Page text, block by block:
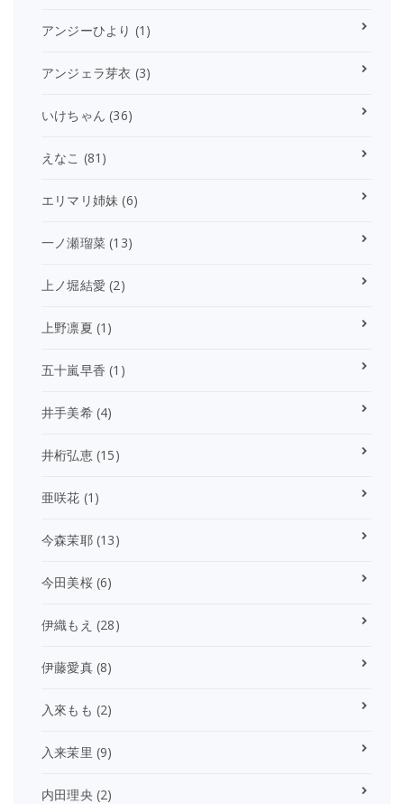
アンジーひより (1)
アンジェラ芽衣 (3)
いけちゃん (36)
えなこ (81)
エリマリ姉妹 (6)
一ノ瀬瑠菜 (13)
上ノ堀結愛 (2)
上野凛夏 (1)
五十嵐早香 (1)
井手美希(4)
井桁弘恵(15)
亜咲花 (1)
今森茉耶(13)
今田美桜(6)
伊織もえ (28)
伊藤愛真(8)
入來もも (2)
入来茉里 (9)
内田理央 (2)